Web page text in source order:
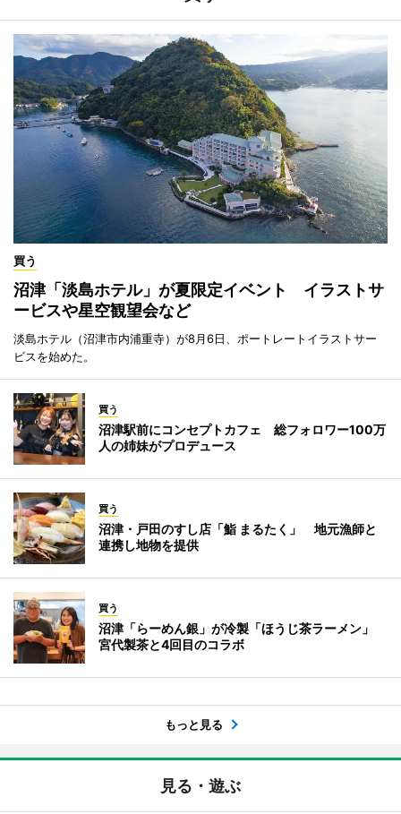
買う
沼津「淡島ホテル」が夏限定イベント イラストサ
ービスや星空観望会など
淡島ホテル（沼津市内浦重寺）が8月6日、ポートレートイラストサー
ビスを始めた。
買う
沼津駅前にコンセプトカフェ 総フォロワー100万
人の姉妹がプロデュース
買う
沼津・戸田のすし店「鮨 まるたく」 地元漁師と
連携し地物を提供
買う
沼津「らーめん銀」が冷製「ほうじ茶ラーメン」
宮代製茶と4回目のコラボ
もっと見る
見る・遊ぶ